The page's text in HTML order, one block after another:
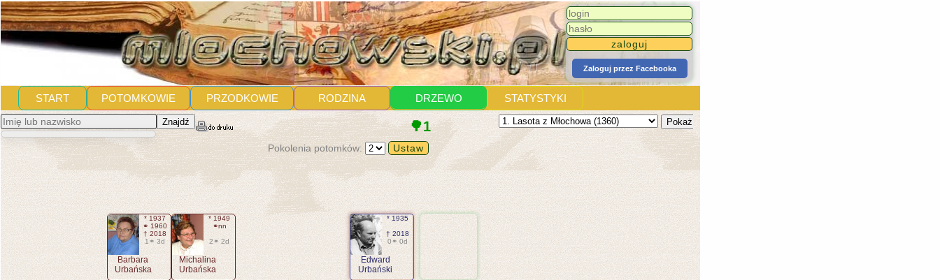
Zaloguj przez Facebooka
START POTOMKOWIE PRZODKOWIE RODZINA DRZEWO STATYSTYKI
Znajdź 🌳1 Pokaż
Pokolenia potomków:
* 1937
⚭ 1960
† 2018
1⚭ 3d
Barbara
Urbańska
* 1949
⚭nn
2⚭ 2d
Michalina
Urbańska
* 1935
† 2018
0⚭ 0d
Edward
Urbański